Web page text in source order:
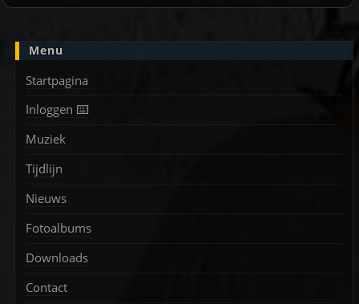
Menu
Startpagina
Inloggen ⌨️
Muziek
Tijdlijn
Nieuws
Fotoalbums
Downloads
Contact